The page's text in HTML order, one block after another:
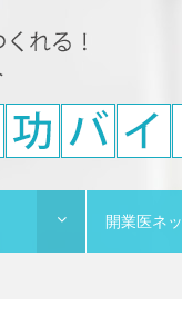
開業医ネ